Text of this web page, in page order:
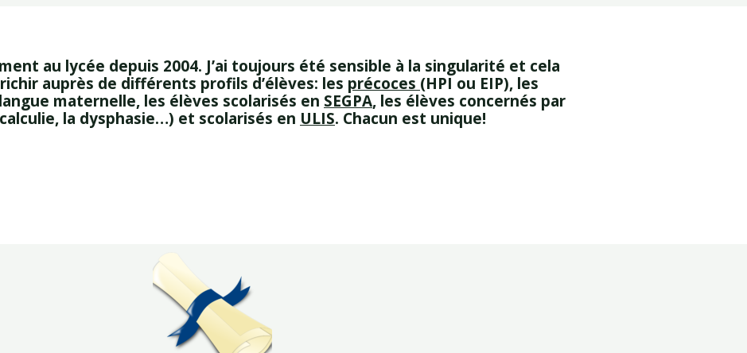
au lycée depuis 2004. J’ai toujours été sensible à la singularité et cela
auprès de différents profils d’élèves: les précoces (HPI ou EIP), les
maternelle, les élèves scolarisés en SEGPA, les élèves concernés par
la dysphasie…) et scolarisés en ULIS. Chacun est unique!